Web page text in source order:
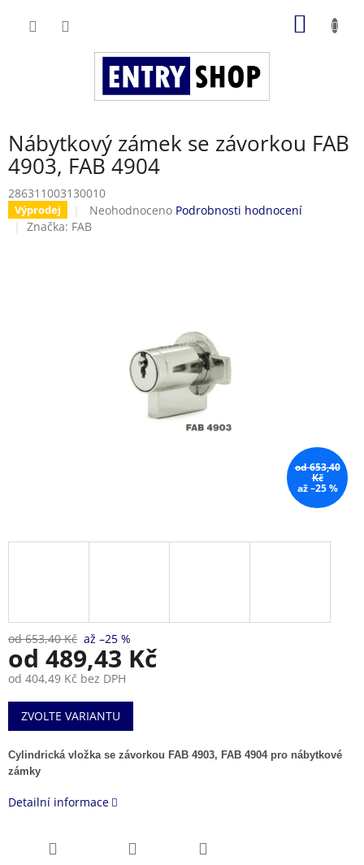
Nábytkový zámek se závorkou FAB
4903, FAB 4904
286311003130010
Výprodej
Průměrné
hodnocení
Neohodnoceno Podrobnosti hodnocení
Značka: FAB
od 653,40
Kč
až –25 %
od 653,40 Kč až –25 %
od 489,43 Kč
od 404,49 Kč bez DPH
Měrná
cena:
ZVOLTE VARIANTU
Cylindrická vložka se závorkou FAB 4903, FAB 4904 pro nábytkové
zámky
Detailní informace